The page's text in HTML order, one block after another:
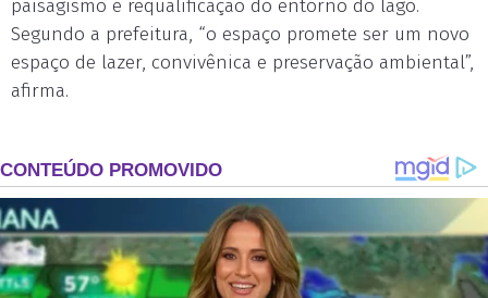
paisagismo e requalificação do entorno do lago.
Segundo a prefeitura, “o espaço promete ser um novo
espaço de lazer, convivênica e preservação ambiental”,
afirma.